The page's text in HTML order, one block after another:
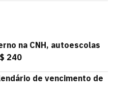
na CNH, autoescolas
240
de vencimento de